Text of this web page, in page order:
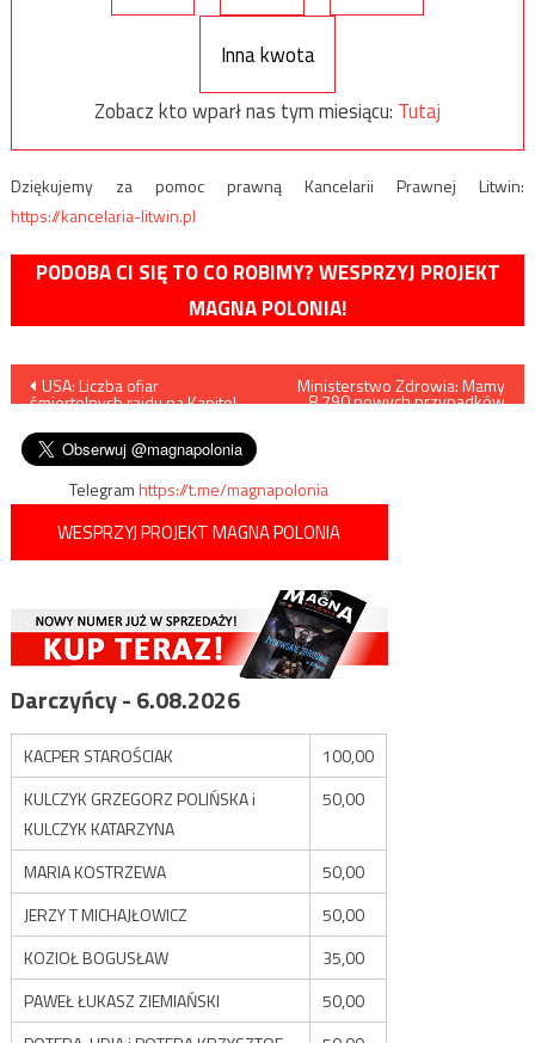
Inna kwota
Zobacz kto wparł nas tym miesiącu: Tutaj
Dziękujemy za pomoc prawną Kancelarii Prawnej Litwin:
https://kancelaria-litwin.pl
PODOBA CI SIĘ TO CO ROBIMY? WESPRZYJ PROJEKT
MAGNA POLONIA!
Nawigacja
wpisu
USA: Liczba ofiar
śmiertelnych rajdu na Kapitol
Ministerstwo Zdrowia: Mamy
8.790 nowych przypadków
Telegramhttps://t.me/magnapolonia
WESPRZYJ PROJEKT MAGNA POLONIA
Darczyńcy - 6.08.2026
KACPER STAROŚCIAK
100,00
KULCZYK GRZEGORZ POLIŃSKA i
KULCZYK KATARZYNA
50,00
MARIA KOSTRZEWA
50,00
JERZY T MICHAJŁOWICZ
50,00
KOZIOŁ BOGUSŁAW
35,00
PAWEŁ ŁUKASZ ZIEMIAŃSKI
50,00